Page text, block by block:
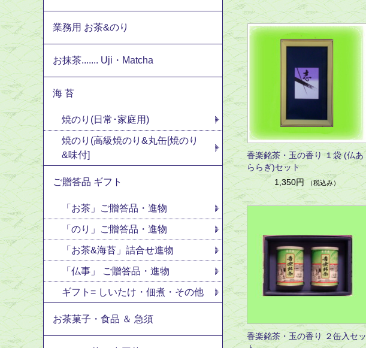
香楽銘茶・玉の香り １袋 (仏あ
ららぎ)セット
1,350円 （税込み）
香楽銘茶・玉の香り ２缶入セッ
業務用 お茶&のり
お抹茶....... Uji・Matcha
海 苔
焼のり(日常･家庭用)
焼のり(高級焼のり&丸缶[焼のり
&味付]
ご贈答品 ギフト
「お茶」ご贈答品・進物
「のり」ご贈答品・進物
「お茶&海苔」詰合せ進物
「仏事」 ご贈答品・進物
ギフト= しいたけ・佃煮・その他
お茶菓子・食品 ＆ 急須